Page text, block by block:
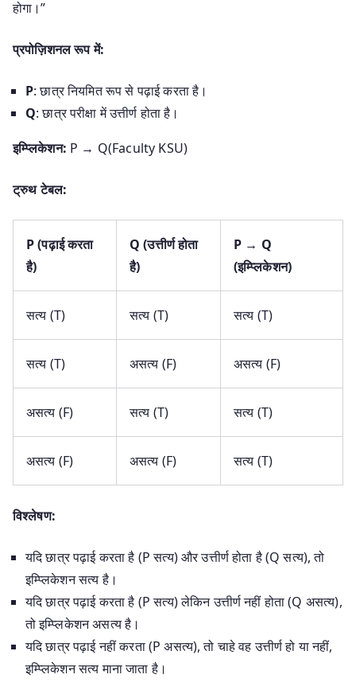
होगा।”
प्रपोज़िशनल रूप में:
P: छात्र नियमित रूप से पढ़ाई करता है।
Q: छात्र परीक्षा में उत्तीर्ण होता है।
इम्प्लिकेशन: P → Q(Faculty KSU)
ट्रुथ टेबल:
P (पढ़ाई करता
है)
Q (उत्तीर्ण होता
है)
P → Q
(इम्प्लिकेशन)
सत्य (T) सत्य (T) सत्य (T)
सत्य (T) असत्य (F) असत्य (F)
असत्य (F) सत्य (T) सत्य (T)
असत्य (F) असत्य (F) सत्य (T)
विश्लेषण:
यदि छात्र पढ़ाई करता है (P सत्य) और उत्तीर्ण होता है (Q सत्य), तो
इम्प्लिकेशन सत्य है।
यदि छात्र पढ़ाई करता है (P सत्य) लेकिन उत्तीर्ण नहीं होता (Q असत्य),
तो इम्प्लिकेशन असत्य है।
यदि छात्र पढ़ाई नहीं करता (P असत्य), तो चाहे वह उत्तीर्ण हो या नहीं,
इम्प्लिकेशन सत्य माना जाता है।